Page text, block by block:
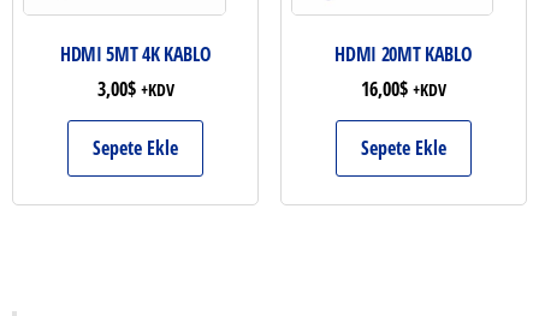
HDMI 5MT 4K KABLO
3,00$ +KDV
Sepete Ekle
HDMI 20MT KABLO
16,00$ +KDV
Sepete Ekle